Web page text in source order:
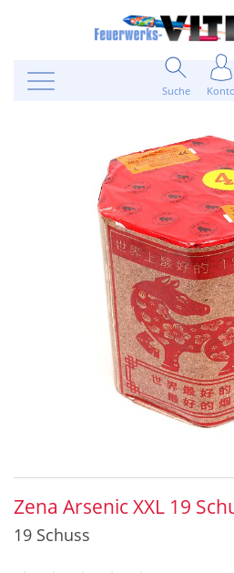
Suche Konto
Zena Arsenic XXL 19
19 Schuss